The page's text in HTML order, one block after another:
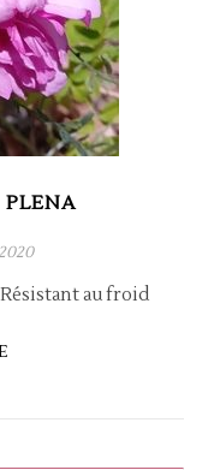
PLENA
au froid